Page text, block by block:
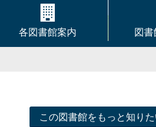
各図書館案内 図
この図書館をもっと知り